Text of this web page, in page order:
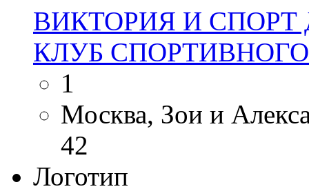
ВИКТОРИЯ И
КЛУБ
1
Москва, Зои и
42
Логотип